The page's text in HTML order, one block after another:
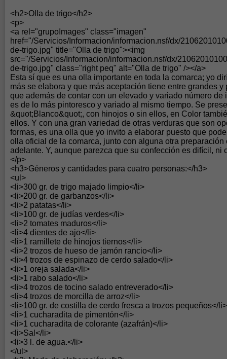
<h2>Olla de trigo</h2>
<p>
<a rel="grupoImages" class="imagen"
href="/Servicios/Informacion/informacion.nsf/dx/
de-trigo.jpg" title="Olla de trigo"><img
src="/Servicios/Informacion/informacion.nsf/dx/
de-trigo.jpg" class="right peq" alt="Olla de trigo" /></a>
Esta sí que es una olla importante en toda la comarca; yo
más se elabora y que más aceptación tiene entre grandes
que además de contar con un elevado y variado número de
es de lo más pintoresco y variado al mismo tiempo. Se
&quot;Blanco&quot;, con hinojos o sin ellos, en Color
ellos. Y con una gran variedad de otras verduras que son
formas, es una olla que yo invito a elaborar puesto que
olla oficial de la comarca, junto con alguna otra preparación
adelante. Y, aunque parezca que su confección es difícil, ni
</p>
<h3>Géneros y cantidades para cuatro personas:</h3>
<ul>
<li>300 gr. de trigo majado limpio</li>
<li>200 gr. de garbanzos</li>
<li>2 patatas</li>
<li>100 gr. de judías verdes</li>
<li>2 tomates maduros</li>
<li>4 dientes de ajo</li>
<li>1 ramillete de hinojos tiernos</li>
<li>2 trozos de hueso de jamón rancio</li>
<li>4 trozos de espinazo de cerdo salado</li>
<li>1 oreja salada</li>
<li>1 rabo salado</li>
<li>4 trozos de tocino salado entreverado</li>
<li>4 trozos de morcilla de arroz</li>
<li>100 gr. de costilla de cerdo fresca a trozos pequeños</li>
<li>1 cucharadita de pimentón</li>
<li>1 cucharadita de colorante (azafrán)</li>
<li>Sal</li>
<li>3 l. de agua.</li>
</ul>